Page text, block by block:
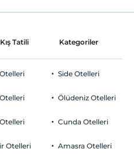
Açık Otopark
disinda)
Kış Tatili Kategoriler
Otelleri
Side Otelleri
Ölüdeniz Otelleri
Cunda Otelleri
Amasra Otelleri